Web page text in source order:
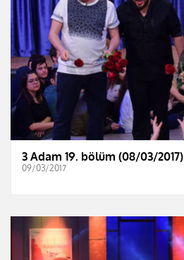
3 Adam 19. bölüm (08/03/2017)
09/03/2017